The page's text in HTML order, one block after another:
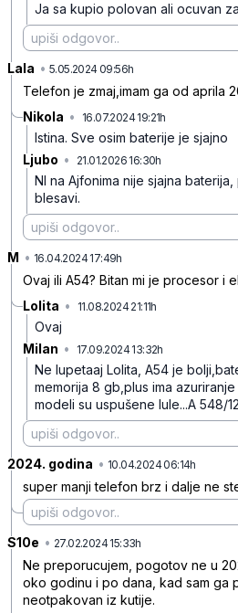
Ja sa kupio polovan ali ocuvan
Lala • 5.05.2024 09:56h
Telefon je zmaj,imam ga od aprila
Nikola • 16.07.2024 19:21h
Istina. Sve osim baterije je sjajno
Ljubo • 21.01.2026 16:30h
NI na Ajfonima nije sjajna
blesavi.
M • 16.04.2024 17:49h
Ovaj ili A54? Bitan mi je procesor i
Lolita • 11.08.2024 21:11h
Ovaj
Milan • 17.09.2024 13:32h
Ne lupetaaj Lolita, A54 je
memorija 8 gb,plus ima azuriranje
modeli su uspušene lule...A 548/
2024. godina • 10.04.2024 06:14h
super manji telefon brz i dalje ne
S10e • 27.02.2024 15:33h
Ne preporucujem, pogotov ne u
oko godinu i po dana, kad sam ga
neotpakovan iz kutije.